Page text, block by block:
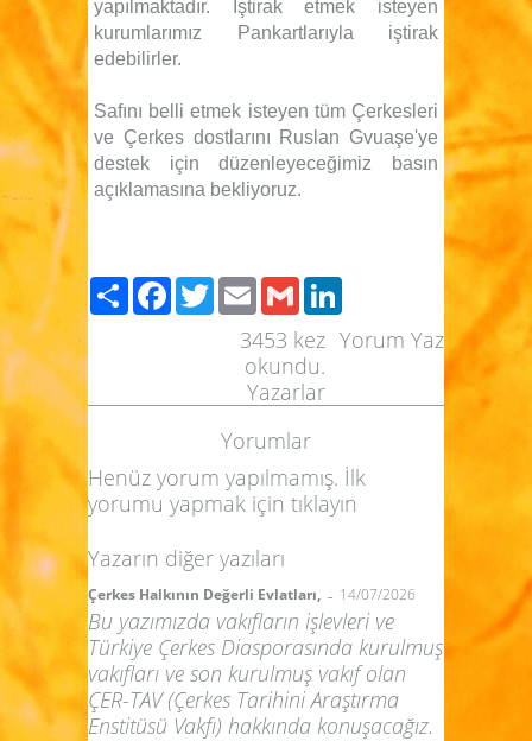
yapılmaktadır. İştirak etmek isteyen
kurumlarımız Pankartlarıyla iştirak
edebilirler.
Safını belli etmek isteyen tüm Çerkesleri
ve Çerkes dostlarını Ruslan Gvuaşe'ye
destek için düzenleyeceğimiz basın
açıklamasına bekliyoruz.
PaylaşFacebook
TwitterEmailGmail
Yorum Yaz
3453 kez
okundu.
Yazarlar
Yorumlar
Henüz yorum yapılmamış. İlk
yorumu yapmak için tıklayın
Yazarın diğer yazıları
Çerkes Halkının Değerli Evlatları, - 14/07/2026
Bu yazımızda vakıfların işlevleri ve
Türkiye Çerkes Diasporasında kurulmuş
vakıfları ve son kurulmuş vakıf olan
ÇER-TAV (Çerkes Tarihini Araştırma
Enstitüsü Vakfı) hakkında konuşacağız.